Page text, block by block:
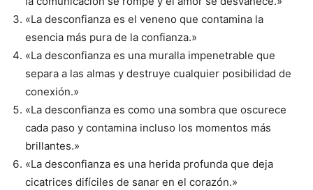
«La desconfianza es el veneno que contamina la
esencia más pura de la confianza.»
«La desconfianza es una muralla impenetrable que
separa a las almas y destruye cualquier posibilidad de
conexión.»
«La desconfianza es como una sombra que oscurece
cada paso y contamina incluso los momentos más
brillantes.»
«La desconfianza es una herida profunda que deja
cicatrices difíciles de sanar en el corazón.»